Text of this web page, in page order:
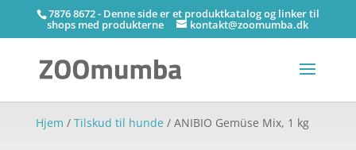
7876 8672 - Denne side er et produktkatalog og linker til
shops med produkterne kontakt@zoomumba.dk
Hjem / Tilskud til hunde / ANIBIO Gemüse Mix, 1 kg